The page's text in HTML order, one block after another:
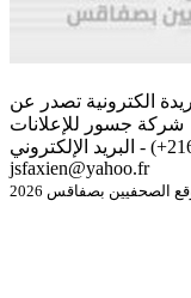
الكترونية تصدر عن
شركة جسور للإعلانات
للإتصال أو نشر الردود الهاتف 54779966 (216+) - البريد الإلكتروني
jsfaxien@yahoo.fr
بصفاقس 2026